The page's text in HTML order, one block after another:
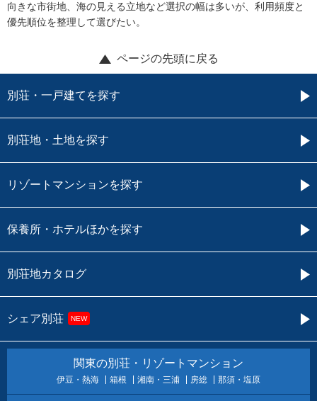
向きな市街地、海の見える立地など選択の幅は多いが、利用頻度と
優先順位を整理して選びたい。
ページの先頭に戻る
別荘・一戸建てを探す
別荘地・土地を探す
リゾートマンションを探す
保養所・ホテルほかを探す
別荘地カタログ
シェア別荘 NEW
関東の別荘・リゾートマンション
伊豆・熱海 箱根 湘南・三浦 房総 那須・塩原